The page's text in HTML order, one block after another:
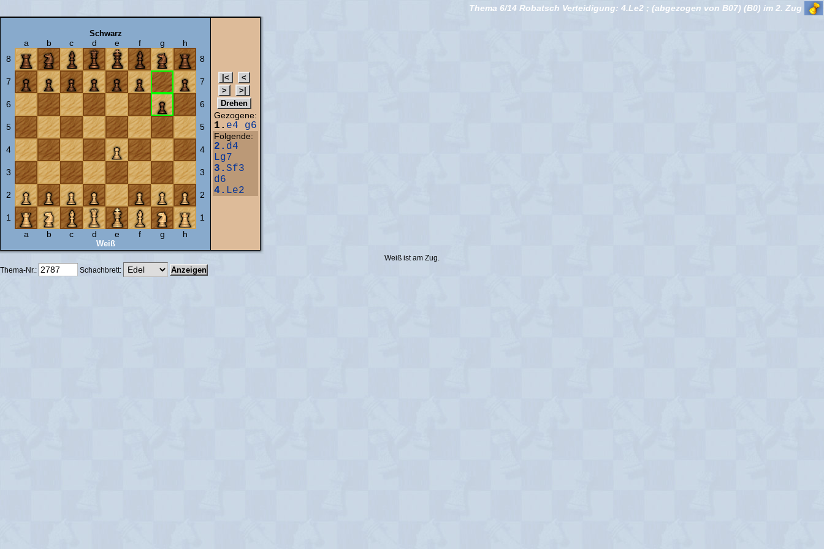
Thema 6/14 Robatsch Verteidigung: 4.Le2 ; (abgezogen von B07) (B0) im 2. Zug
Schwarz
a b c d e f g
h
8
8
7 7
6 6
5 5
4 4
3 3
2 2
1
1
a
b c d e f g h
Weiß
Gezogene:
1. e4 g6
Folgende:
2. d4
Lg7
3. Sf3
d6
4. Le2
Weiß ist am Zug.
Thema-Nr.:
Schachbrett: